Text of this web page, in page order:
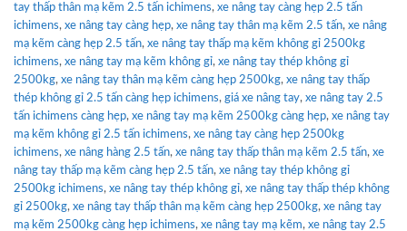
tay thấp thân mạ kẽm 2.5 tấn ichimens, xe nâng tay càng hẹp 2.5 tấn
ichimens, xe nâng tay càng hẹp, xe nâng tay thân mạ kẽm 2.5 tấn, xe nâng
mạ kẽm càng hẹp 2.5 tấn, xe nâng tay thấp mạ kẽm không gỉ 2500kg
ichimens, xe nâng tay mạ kẽm không gỉ, xe nâng tay thép không gỉ
2500kg, xe nâng tay thân mạ kẽm càng hẹp 2500kg, xe nâng tay thấp
thép không gỉ 2.5 tấn càng hẹp ichimens, giá xe nâng tay, xe nâng tay 2.5
tấn ichimens càng hẹp, xe nâng tay mạ kẽm 2500kg càng hẹp, xe nâng tay
mạ kẽm không gỉ 2.5 tấn ichimens, xe nâng tay càng hẹp 2500kg
ichimens, xe nâng hàng 2.5 tấn, xe nâng tay thấp thân mạ kẽm 2.5 tấn, xe
nâng tay thấp mạ kẽm càng hẹp 2.5 tấn, xe nâng tay thép không gỉ
2500kg ichimens, xe nâng tay thép không gỉ, xe nâng tay thấp thép không
gỉ 2500kg, xe nâng tay thấp thân mạ kẽm càng hẹp 2500kg, xe nâng tay
mạ kẽm 2500kg càng hẹp ichimens, xe nâng tay mạ kẽm, xe nâng tay 2.5